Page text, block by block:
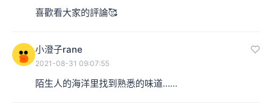
喜歡看大家的評論🥰
小澄子rane
2021-08-31 09:07:55
陌生人的海洋里找到熟悉的味道……